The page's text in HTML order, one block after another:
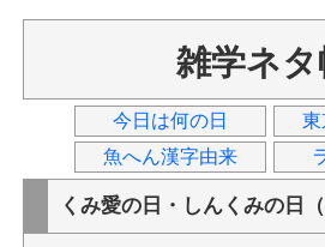
雑学ネタ
今日は何の日
東
魚へん漢字由来
くみ愛の日・しんくみの日